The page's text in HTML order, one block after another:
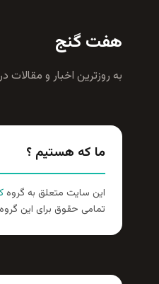
هفت گنج
به روزترين اخبار و مقالات
ما که هستیم ؟
این سایت متعلق به گروه
تمامی حقوق برای این